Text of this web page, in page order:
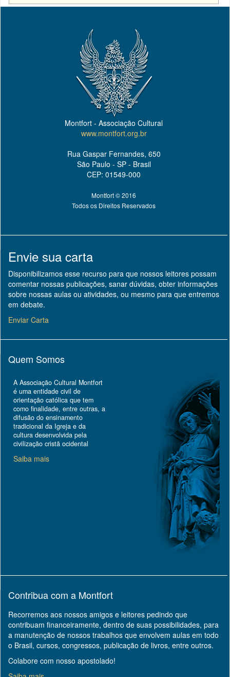
Montfort - Associação Cultural
www.montfort.org.br
Rua Gaspar Fernandes, 650
São Paulo - SP - Brasil
CEP: 01549-000
Montfort © 2016
Todos os Direitos Reservados
Envie sua carta
Disponibilizamos esse recurso para que nossos leitores possam
comentar nossas publicações, sanar dúvidas, obter informações
sobre nossas aulas ou atividades, ou mesmo para que entremos
em debate.
Enviar Carta
Quem Somos
A Associação Cultural Montfort
é uma entidade civil de
orientação católica que tem
como finalidade, entre outras, a
difusão do ensinamento
tradicional da Igreja e da
cultura desenvolvida pela
civilização cristã ocidental
Saiba mais
Contribua com a Montfort
Recorremos aos nossos amigos e leitores pedindo que
contribuam financeiramente, dentro de suas possibilidades, para
a manutenção de nossos trabalhos que envolvem aulas em todo
o Brasil, cursos, congressos, publicação de livros, entre outros.
Colabore com nosso apostolado!